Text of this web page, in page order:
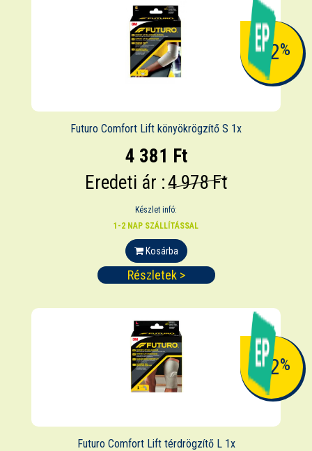
-12%
Futuro Comfort Lift könyökrögzítő S 1x
4 381 Ft
Eredeti ár :4 978 Ft
Készlet infó:
1-2 NAP SZÁLLÍTÁSSAL
Kosárba
Részletek >
-12%
Futuro Comfort Lift térdrögzítő L 1x